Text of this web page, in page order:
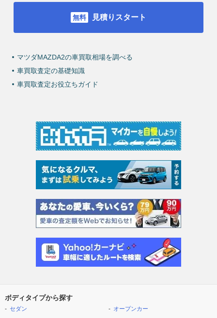
見積りスタート
マツダMAZDA2の車買取相場を調べる
車買取査定の基礎知識
車買取査定お役立ちガイド
ボディタイプから探す
セダン
オープンカー